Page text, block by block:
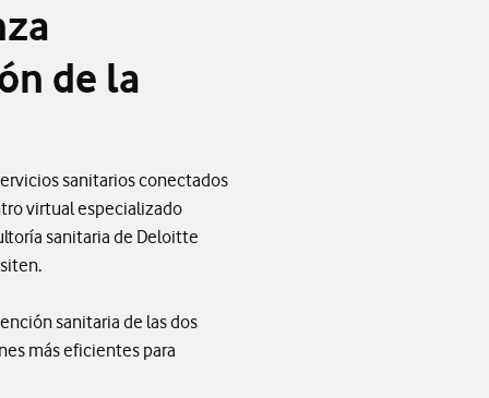
de la
sanitarios conectados
virtual especializado
sanitaria de Deloitte
sanitaria de las dos
más eficientes para